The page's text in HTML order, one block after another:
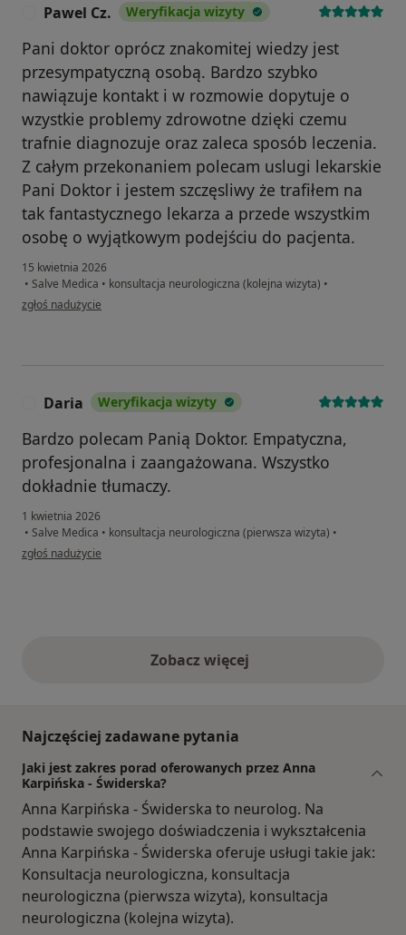
Pawel Cz. Weryfikacja wizyty
Pani doktor oprócz znakomitej wiedzy jest
przesympatyczną osobą. Bardzo szybko
nawiązuje kontakt i w rozmowie dopytuje o
wzystkie problemy zdrowotne dzięki czemu
trafnie diagnozuje oraz zaleca sposób leczenia.
Z całym przekonaniem polecam uslugi lekarskie
Pani Doktor i jestem szczęsliwy że trafiłem na
tak fantastycznego lekarza a przede wszystkim
osobę o wyjątkowym podejściu do pacjenta.
15 kwietnia 2026
• Salve Medica • konsultacja neurologiczna (kolejna wizyta) •
w opinii użytkownika Pawel Cz.
zgłoś nadużycie
Daria Weryfikacja wizyty
Bardzo polecam Panią Doktor. Empatyczna,
profesjonalna i zaangażowana. Wszystko
dokładnie tłumaczy.
1 kwietnia 2026
• Salve Medica • konsultacja neurologiczna (pierwsza wizyta) •
w opinii użytkownika Daria
zgłoś nadużycie
Zobacz więcejopinie powyżej
Najczęściej zadawane pytania
Jaki jest zakres porad oferowanych przez Anna
Karpińska - Świderska­?
Anna Karpińska - Świderska­ to neurolog. Na
podstawie swojego doświadczenia i wykształcenia
Anna Karpińska - Świderska­ oferuje usługi takie jak:
Konsultacja neurologiczna, konsultacja
neurologiczna (pierwsza wizyta), konsultacja
neurologiczna (kolejna wizyta).